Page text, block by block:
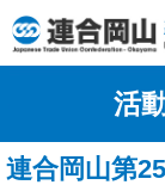
活
連合岡山第